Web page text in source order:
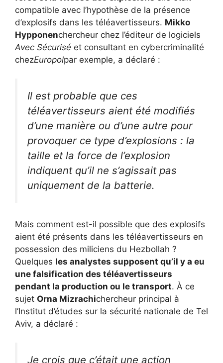
compatible avec l’hypothèse de la présence
d’explosifs dans les téléavertisseurs. Mikko
Hypponenchercheur chez l’éditeur de logiciels
Avec Sécurisé et consultant en cybercriminalité
chezEuropolpar exemple, a déclaré :
Il est probable que ces
téléavertisseurs aient été modifiés
d’une manière ou d’une autre pour
provoquer ce type d’explosions : la
taille et la force de l’explosion
indiquent qu’il ne s’agissait pas
uniquement de la batterie.
Mais comment est-il possible que des explosifs
aient été présents dans les téléavertisseurs en
possession des miliciens du Hezbollah ?
Quelques les analystes supposent qu’il y a eu
une falsification des téléavertisseurs
pendant la production ou le transport. À ce
sujet Orna Mizrachichercheur principal à
l’Institut d’études sur la sécurité nationale de Tel
Aviv, a déclaré :
Je crois que c’était une action